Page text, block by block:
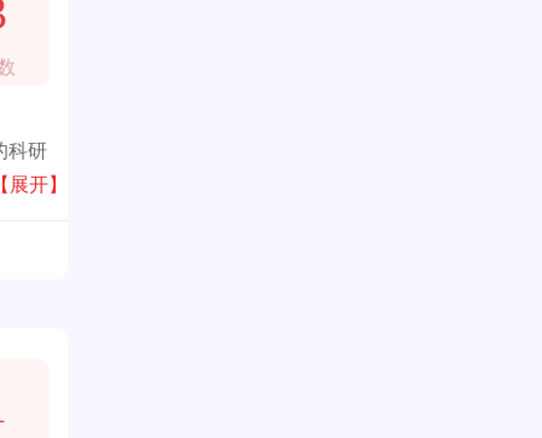
科研
护、
【展开】